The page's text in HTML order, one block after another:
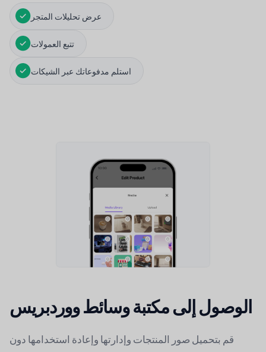
عرض تحليلات المتجر
تتبع العمولات
استلم مدفوعاتك عبر الشيكات
الوصول إلى مكتبة وسائط ووردبريس
قم بتحميل صور المنتجات وإدارتها وإعادة استخدامها دون